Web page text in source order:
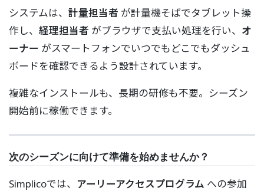
システムは、 計量担当者 が計量機そばでタブレット操
作し、 経理担当者 がブラウザで支払い処理を行い、 オ
ーナー がスマートフォンでいつでもどこでもダッシュ
ボードを確認できるよう設計されています。
複雑なインストールも、長期の研修も不要。シーズン
開始前に稼働できます。
次のシーズンに向けて準備を始めませんか？
Simplicoでは、 アーリーアクセスプログラム への参加